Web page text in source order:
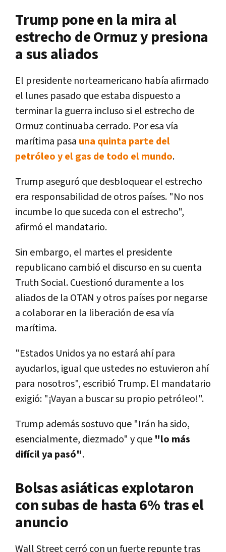
Trump pone en la mira al
estrecho de Ormuz y presiona
a sus aliados
El presidente norteamericano había afirmado
el lunes pasado que estaba dispuesto a
terminar la guerra incluso si el estrecho de
Ormuz continuaba cerrado. Por esa vía
marítima pasa una quinta parte del
petróleo y el gas de todo el mundo.
Trump aseguró que desbloquear el estrecho
era responsabilidad de otros países. "No nos
incumbe lo que suceda con el estrecho",
afirmó el mandatario.
Sin embargo, el martes el presidente
republicano cambió el discurso en su cuenta
Truth Social. Cuestionó duramente a los
aliados de la OTAN y otros países por negarse
a colaborar en la liberación de esa vía
marítima.
"Estados Unidos ya no estará ahí para
ayudarlos, igual que ustedes no estuvieron ahí
para nosotros", escribió Trump. El mandatario
exigió: "¡Vayan a buscar su propio petróleo!".
Trump además sostuvo que "Irán ha sido,
esencialmente, diezmado" y que "lo más
difícil ya pasó".
Bolsas asiáticas explotaron
con subas de hasta 6% tras el
anuncio
Wall Street cerró con un fuerte repunte tras